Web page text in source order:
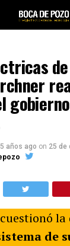
5 años ago on 25 de
de